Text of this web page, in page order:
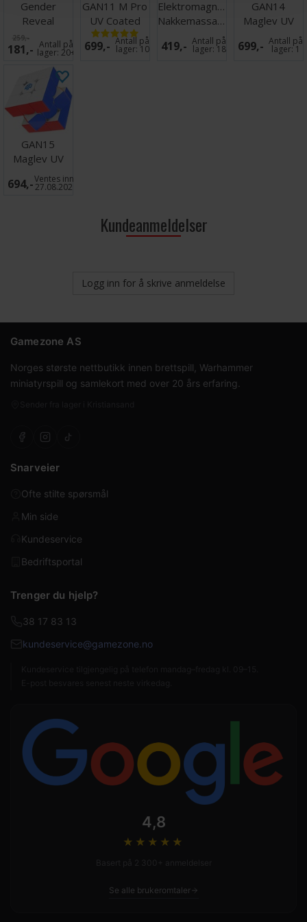
Gender
Reveal
Balloon Bag
Kit
259,-
181,- Antall på
lager: 20+
GAN11 M Pro
UV Coated
Stickerless
699,- Antall på
lager: 10
Elektromagnetiske
Nakkemassasjer
419,- Antall på
lager: 18
GAN14
Maglev UV
Stickerless
699,- Antall på
lager:1
GAN15
Maglev UV
694,-Ventes inn
27.08.2026
Kundeanmeldelser
Logg inn for å skrive anmeldelse
Gamezone AS
Norges største nettbutikk innen brettspill, Warhammer
miniatyrspill og samlekort med over 20 års erfaring.
Snarveier
Ofte stilte spørsmål
Min side
Kundeservice
Bedriftsportal
Trenger du hjelp?
38 17 83 13
kundeservice@gamezone.no
4,8
★★★★ ★
Se alle brukeromtaler